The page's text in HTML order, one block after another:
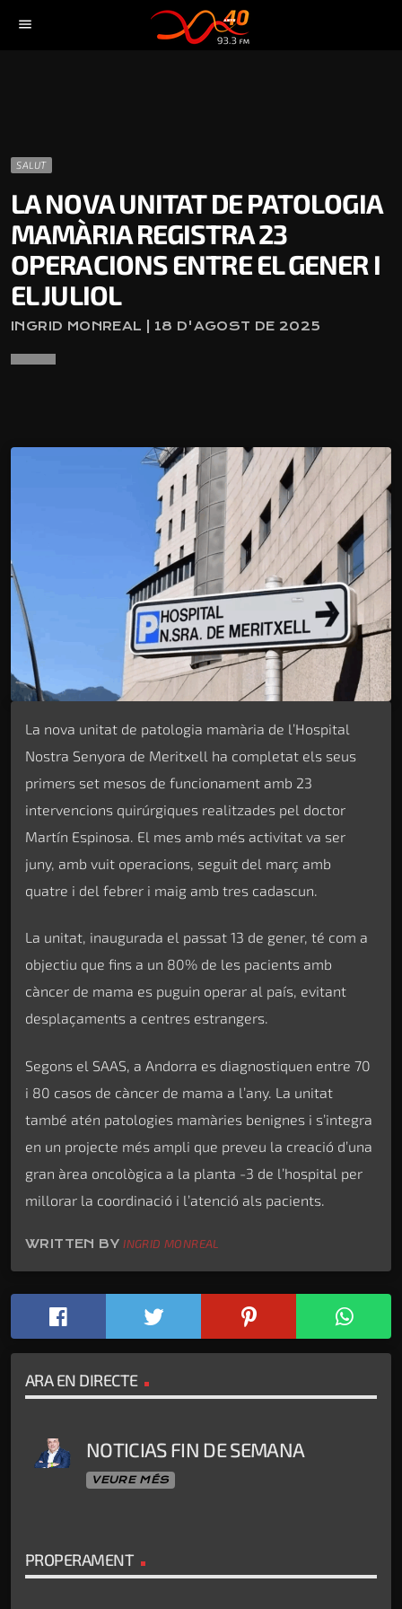
menu
SALUT
LA NOVA UNITAT DE PATOLOGIA
MAMÀRIA REGISTRA 23
OPERACIONS ENTRE EL GENER I
EL JULIOL
INGRID MONREAL | 18 D'AGOST DE 2025
La nova unitat de patologia mamària de l’Hospital
Nostra Senyora de Meritxell ha completat els seus
primers set mesos de funcionament amb 23
intervencions quirúrgiques realitzades pel doctor
Martín Espinosa. El mes amb més activitat va ser
juny, amb vuit operacions, seguit del març amb
quatre i del febrer i maig amb tres cadascun.
La unitat, inaugurada el passat 13 de gener, té com a
objectiu que fins a un 80% de les pacients amb
càncer de mama es puguin operar al país, evitant
desplaçaments a centres estrangers.
Segons el SAAS, a Andorra es diagnostiquen entre 70
i 80 casos de càncer de mama a l’any. La unitat
també atén patologies mamàries benignes i s’integra
en un projecte més ampli que preveu la creació d’una
gran àrea oncològica a la planta -3 de l’hospital per
millorar la coordinació i l’atenció als pacients.
WRITTEN BYINGRID MONREAL
ARA EN DIRECTE
NOTICIAS FIN DE SEMANA
VEURE MÉS
PROPERAMENT